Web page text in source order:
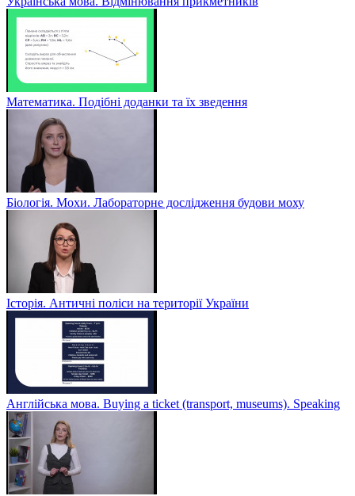
Математика. Подібні доданки та їх зведення
Біологія. Мохи. Лабораторне дослідження будови моху
Історія. Античні поліси на території України
Англійська мова. Buying a ticket (transport, museums). Speaking